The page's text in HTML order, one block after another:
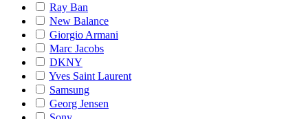
Ray Ban
New Balance
Giorgio Armani
Marc Jacobs
DKNY
Yves Saint Laurent
Samsung
Georg Jensen